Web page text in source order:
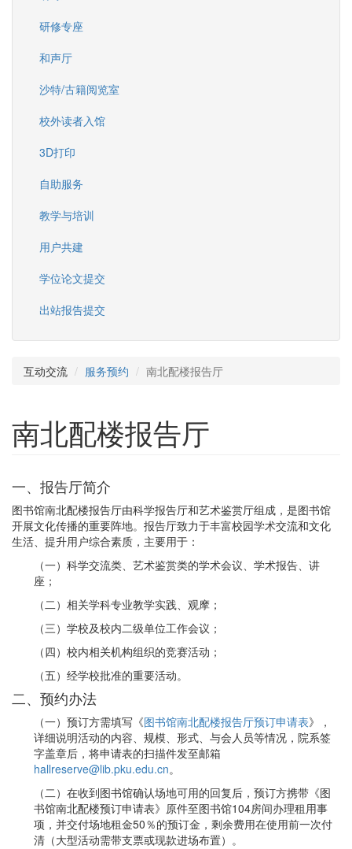
研修专座
和声厅
沙特/古籍阅览室
校外读者入馆
3D打印
自助服务
教学与培训
用户共建
学位论文提交
出站报告提交
互动交流 服务预约 南北配楼报告厅
南北配楼报告厅
一、报告厅简介
图书馆南北配楼报告厅由科学报告厅和艺术鉴赏厅组成，是图书馆
开展文化传播的重要阵地。报告厅致力于丰富校园学术交流和文化
生活、提升用户综合素质，主要用于：
（一）科学交流类、艺术鉴赏类的学术会议、学术报告、讲
座；
（二）相关学科专业教学实践、观摩；
（三）学校及校内二级单位工作会议；
（四）校内相关机构组织的竞赛活动；
（五）经学校批准的重要活动。
二、预约办法
（一）预订方需填写《图书馆南北配楼报告厅预订申请表》，
详细说明活动的内容、规模、形式、与会人员等情况，院系签
字盖章后，将申请表的扫描件发至邮箱
hallreserve@lib.pku.edu.cn。
（二）在收到图书馆确认场地可用的回复后，预订方携带《图
书馆南北配楼预订申请表》原件至图书馆104房间办理租用事
项，并交付场地租金50％的预订金，剩余费用在使用前一次付
清（大型活动需带支票或现款进场布置）。